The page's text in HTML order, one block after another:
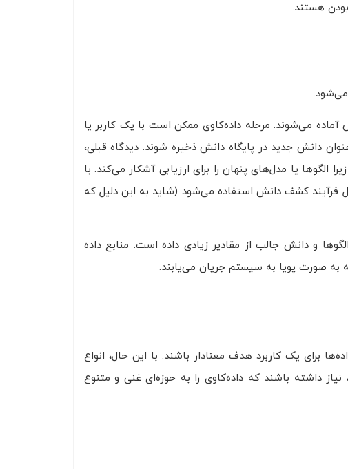
هستند.
می‌شود.
می‌شوند. مرحله داده‌کاوی ممکن است با یک کاربر یا
دانش جدید در پایگاه دانش ذخیره شوند. دیدگاه قبلی،
یا مدل‌های پنهان را برای ارزیابی آشکار می‌کند. با
فرآیند کشف دانش استفاده می‌شود (شاید به این دلیل که
و دانش جالب از مقادیر زیادی داده است. منابع داده
به صورت پویا به سیستم جریان می‌یابند.
برای یک کاربرد هدف معنادار باشند. با این حال، انواع
داشته باشند که داده‌کاوی را به حوزه‌ای غنی و متنوع